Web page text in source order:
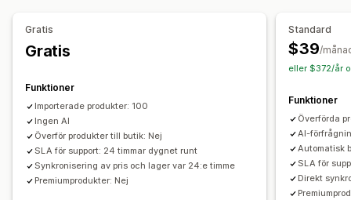
Australien
Italien
Kanada Mexiko
Spanien Storbritannien Sverige
Tyskland
USA
Automatisk optimering
URL-optimering
Analysverktyg
Gratis
Gratis
Funktioner
Importerade produkter: 100
Ingen AI
Överför produkter till butik: Nej
SLA för support: 24 timmar dygnet runt
Synkronisering av pris och lager var 24:e timme
Premiumprodukter: Nej
Standard
$39/
eller $372/år
Funktioner
Överförda
AI-
Automatisk
SLA för
Direkt